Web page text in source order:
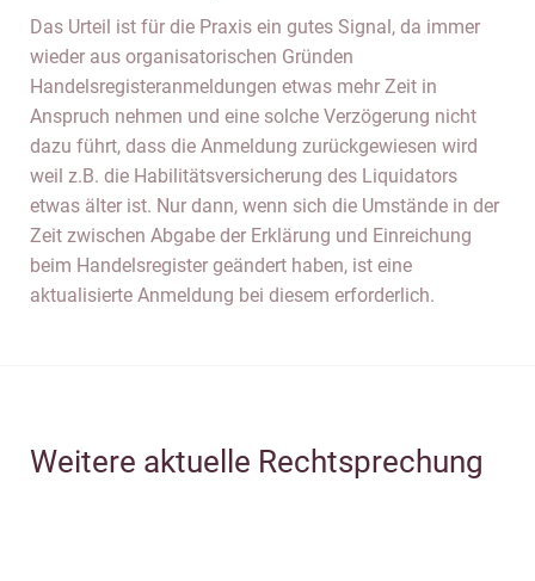
Das Urteil ist für die Praxis ein gutes Signal, da immer
wieder aus organisatorischen Gründen
Handelsregisteranmeldungen etwas mehr Zeit in
Anspruch nehmen und eine solche Verzögerung nicht
dazu führt, dass die Anmeldung zurückgewiesen wird
weil z.B. die Habilitätsversicherung des Liquidators
etwas älter ist. Nur dann, wenn sich die Umstände in der
Zeit zwischen Abgabe der Erklärung und Einreichung
beim Handelsregister geändert haben, ist eine
aktualisierte Anmeldung bei diesem erforderlich.
Weitere aktuelle Rechtsprechung